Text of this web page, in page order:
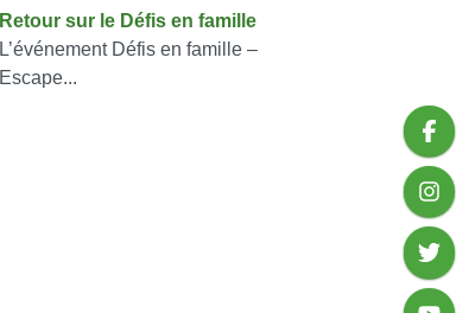
Retour sur le Défis en famille
L’événement Défis en famille –
Escape...